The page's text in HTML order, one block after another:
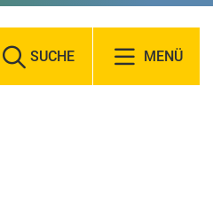
SUCHE MENÜ